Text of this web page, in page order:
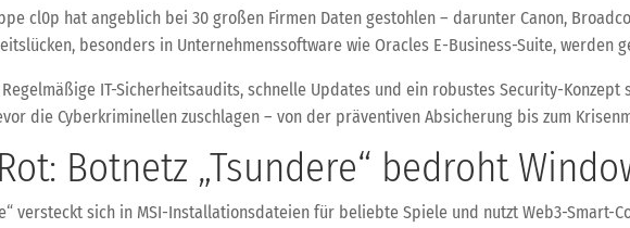
cl0p hat angeblich bei 30 großen Firmen Daten gestohlen – darunter Canon,
besonders in Unternehmenssoftware wie Oracles E-Business-Suite, werden
IT-Sicherheitsaudits, schnelle Updates und ein robustes Security-
die Cyberkriminellen zuschlagen – von der präventiven Absicherung bis zum
Botnetz „Tsundere“ bedroht
versteckt sich in MSI-Installationsdateien für beliebte Spiele und nutzt Web3-Smart-